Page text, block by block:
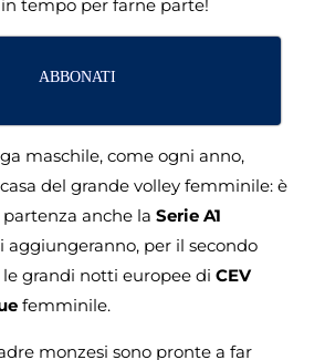
tempo per farne parte!
ABBONATI
maschile, come ogni anno,
del grande volley femminile: è
anche la Serie A1
aggiungeranno, per il secondo
grandi notti europee di CEV
femminile.
monzesi sono pronte a far